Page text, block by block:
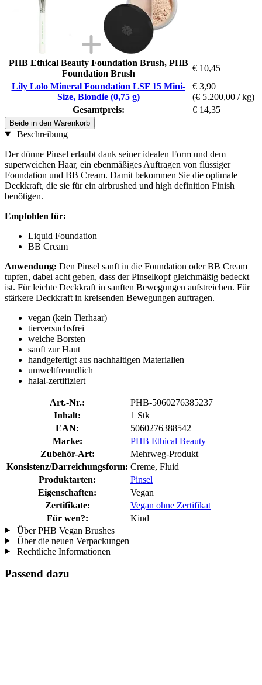
PHB Ethical Beauty Foundation Brush, PHB
Foundation Brush
€ 10,45
Lily Lolo Mineral Foundation LSF 15 Mini-
Size, Blondie (0,75 g)
€ 3,90
(€ 5.200,00 / kg)
Gesamtpreis:
€ 14,35
Beide in den Warenkorb
Beschreibung
Der dünne Pinsel erlaubt dank seiner idealen Form und dem
superweichen Haar, ein ebenmäßiges Auftragen von flüssiger
Foundation und BB Cream. Damit bekommen Sie die optimale
Deckkraft, die sie für ein airbrushed und high definition Finish
benötigen.
Empfohlen für:
Liquid Foundation
BB Cream
Anwendung: Den Pinsel sanft in die Foundation oder BB Cream
tupfen, dabei acht geben, dass der Pinselkopf gleichmäßig bedeckt
ist. Für leichte Deckkraft in sanften Bewegungen aufstreichen. Für
stärkere Deckkraft in kreisenden Bewegungen auftragen.
vegan (kein Tierhaar)
tierversuchsfrei
weiche Borsten
sanft zur Haut
handgefertigt aus nachhaltigen Materialien
umweltfreundlich
halal-zertifiziert
Art.-Nr.:
PHB-5060276385237
Inhalt:
1 Stk
EAN:
5060276388542
Marke:
PHB Ethical Beauty
Zubehör-Art:
Mehrweg-Produkt
Konsistenz/Darreichungsform: Creme, Fluid
Produktarten:
Pinsel
Eigenschaften:
Vegan
Zertifikate:
Vegan ohne Zertifikat
Für wen?:
Kind
Über PHB Vegan Brushes
Über die neuen Verpackungen
Rechtliche Informationen
Passend dazu